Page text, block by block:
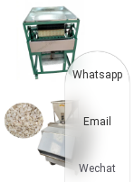
Whatsapp
Email
Wechat